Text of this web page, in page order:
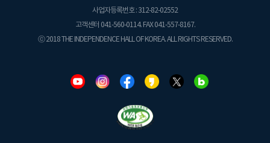
사업자등록번호 : 312-82-02552
고객센터 041-560-0114. FAX 041-557-8167.
ⓒ 2018 THE INDEPENDENCE HALL OF KOREA. ALL RIGHTS RESERVED.